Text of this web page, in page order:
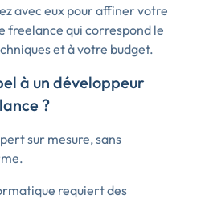
avec eux pour affiner votre
freelance qui correspond le
et à votre budget.
à un développeur
?
sur mesure, sans
requiert des